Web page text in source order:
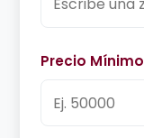
Precio Mínimo